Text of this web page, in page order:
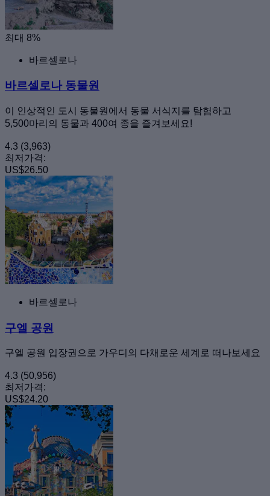
최대 8%
바르셀로나
바르셀로나 동물원
이 인상적인 도시 동물원에서 동물 서식지를 탐험하고
5,500마리의 동물과 400여 종을 즐겨보세요!
4.3 (3,963)
최저가격:
US$26.50
바르셀로나
구엘 공원
구엘 공원 입장권으로 가우디의 다채로운 세계로 떠나보세요
4.3 (50,956)
최저가격:
US$24.20